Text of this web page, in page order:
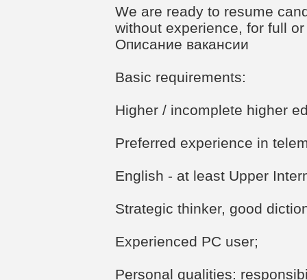
We are ready to resume
without experience, for full
Описание вакансии
Basic requirements:
Higher / incomplete higher
Preferred experience in
English - at least Upper
Strategic thinker, good
Experienced PC user;
Personal qualities: